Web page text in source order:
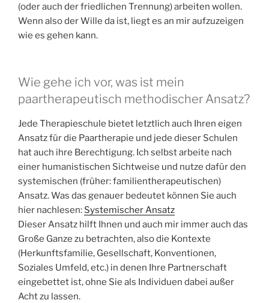
(oder auch der friedlichen Trennung) arbeiten wollen.
Wenn also der Wille da ist, liegt es an mir aufzuzeigen
wie es gehen kann.
Wie gehe ich vor, was ist mein
paartherapeutisch methodischer Ansatz?
Jede Therapieschule bietet letztlich auch Ihren eigen
Ansatz für die Paartherapie und jede dieser Schulen
hat auch ihre Berechtigung. Ich selbst arbeite nach
einer humanistischen Sichtweise und nutze dafür den
systemischen (früher: familientherapeutischen)
Ansatz. Was das genauer bedeutet können Sie auch
hier nachlesen: Systemischer Ansatz
Dieser Ansatz hilft Ihnen und auch mir immer auch das
Große Ganze zu betrachten, also die Kontexte
(Herkunftsfamilie, Gesellschaft, Konventionen,
Soziales Umfeld, etc.) in denen Ihre Partnerschaft
eingebettet ist, ohne Sie als Individuen dabei außer
Acht zu lassen.